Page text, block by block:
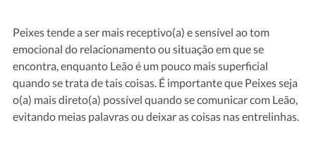
Peixes tende a ser mais receptivo(a) e sensível ao tom
emocional do relacionamento ou situação em que se
encontra, enquanto Leão é um pouco mais superficial
quando se trata de tais coisas. É importante que Peixes seja
o(a) mais direto(a) possível quando se comunicar com Leão,
evitando meias palavras ou deixar as coisas nas entrelinhas.